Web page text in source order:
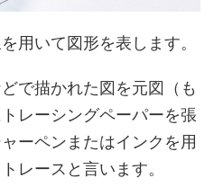
用いて図形を表します。
で描かれた図を元図（も
レーシングペーパーを張
ーペンまたはインクを用
レースと言います。